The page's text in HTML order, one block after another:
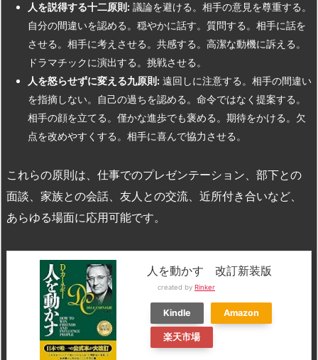
人を説得する十二原則: 議論を避ける。相手の意見を尊重する。
自分の間違いを認める。穏やかに話す。質問する。相手に話を
させる。相手に考えさせる。共感する。高潔な動機に訴える。
ドラマチックに演出する。挑戦させる。
人を怒らせずに変える九原則: 遠回しに注意する。相手の間違い
を指摘しない。自己の過ちを認める。命令ではなく提案する。
相手の顔を立てる。僅かな進歩でも褒める。期待をかける。欠
点を改めやすくする。相手に喜んで協力させる。
これらの原則は、仕事でのプレゼンテーション、部下との
面談、家族との会話、友人との交流、近所付き合いなど、
あらゆる場面に応用可能です。
人を動かす 改訂新装版
created by Rinker
Kindle Amazon
楽天市場